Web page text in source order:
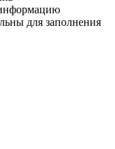
для заполнения